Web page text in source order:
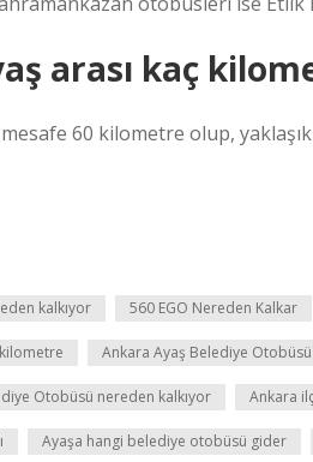
arası kaç
60 kilometre olup,
kalkıyor 560 EGO Nereden Kalkar
Ankara Ayaş Belediye
Otobüsü nereden kalkıyor Ankara
Ayaşa hangi belediye otobüsü gider